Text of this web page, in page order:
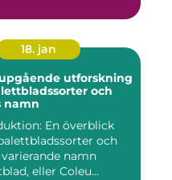
18. jan
utforskning
och
namn
En överblick
och
varierande namn
eller Coleu...